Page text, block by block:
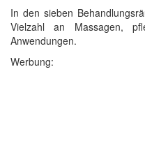
In den sieben
Vielzahl an Massagen,
Anwendungen.
Werbung: